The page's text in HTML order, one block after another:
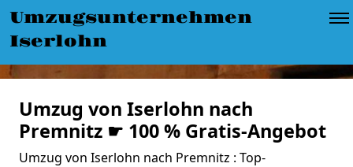
Umzugsunternehmen
Iserlohn
Umzug von Iserlohn nach
Premnitz ☛ 100 % Gratis-Angebot
Umzug von Iserlohn nach Premnitz : Top-